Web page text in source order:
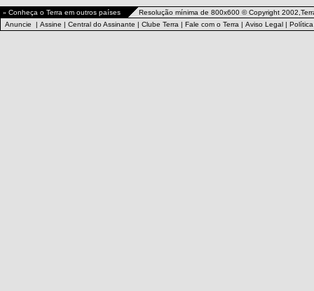
» Conheça o Terra em outros países
Resolução mínima de 800x600 © Copyright
Anuncie | Assine | Central do Assinante | Clube Terra | Fale com o Terra | Aviso Legal |